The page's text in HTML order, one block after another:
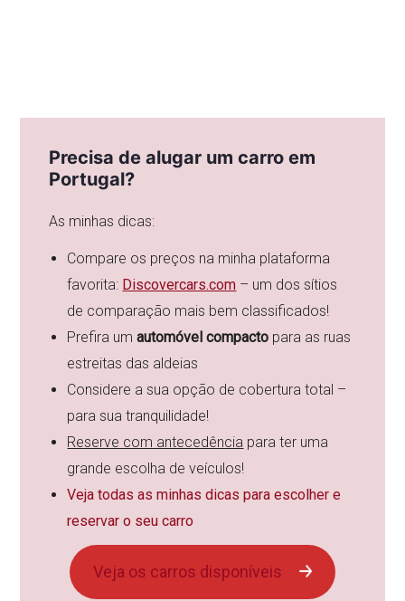
Precisa de alugar um carro em
Portugal?
As minhas dicas:
Compare os preços na minha plataforma
favorita: Discovercars.com – um dos sítios
de comparação mais bem classificados!
Prefira umautomóvel compacto para as ruas
estreitas das aldeias
Considere a sua opção de cobertura total –
para sua tranquilidade!
Reserve com antecedência para ter uma
grande escolha de veículos!
Veja todas as minhas dicas para escolher e
reservar o seu carro
Veja os carros disponíveis